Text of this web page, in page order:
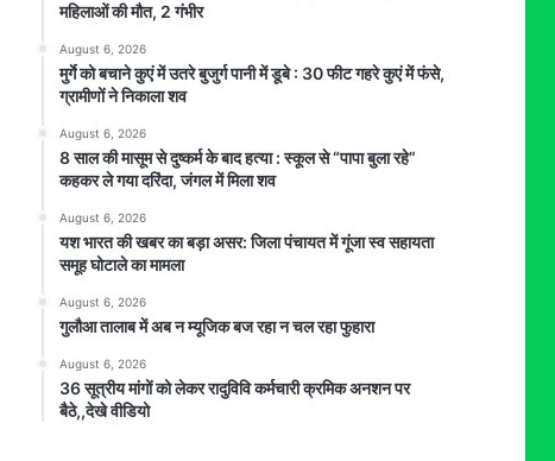
महिलाओं की मौत, 2 गंभीर
August 6, 2026
मुर्गे को बचाने कुएं में उतरे बुजुर्ग पानी में डूबे : 30 फीट गहरे कुएं में फंसे,
ग्रामीणों ने निकाला शव
August 6, 2026
8 साल की मासूम से दुष्कर्म के बाद हत्या : स्कूल से “पापा बुला रहे”
कहकर ले गया दरिंदा, जंगल में मिला शव
August 6, 2026
यश भारत की खबर का बड़ा असर: जिला पंचायत में गूंजा स्व सहायता
समूह घोटाले का मामला
August 6, 2026
गुलौआ तालाब में अब न म्यूजिक बज रहा न चल रहा फुहारा
August 6, 2026
36 सूत्रीय मांगों को लेकर रादुविवि कर्मचारी क्रमिक अनशन पर
बैठे,,देखे वीडियो